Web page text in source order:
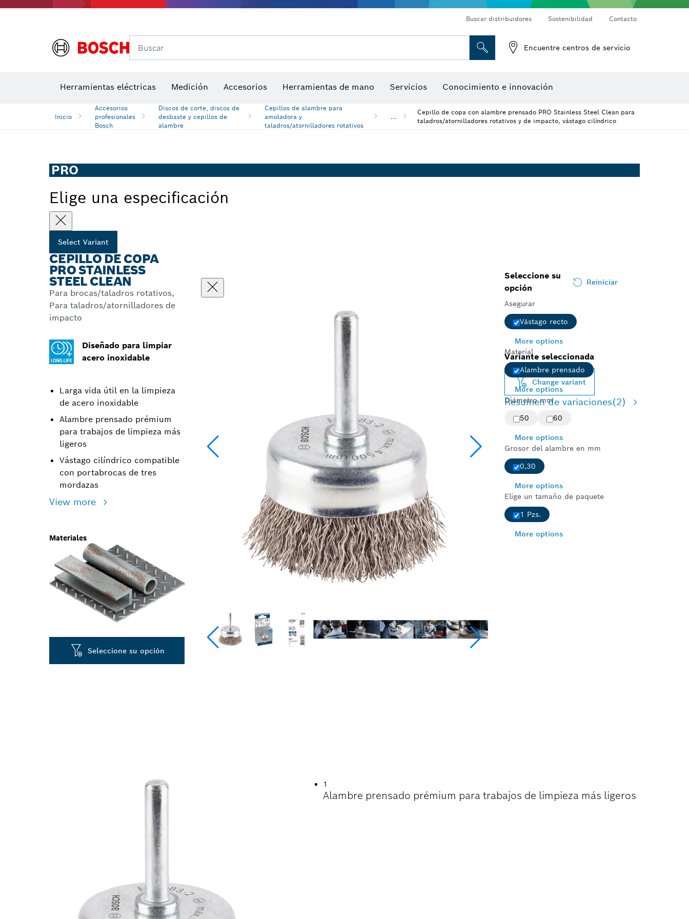
Buscar distribuidores Sostenibilidad Contacto
Buscar Encuentre centros de servicio
Herramientas eléctricas Medición Accesorios Herramientas de mano Servicios Conocimiento e innovación
Inicio
Accesorios
profesionales
Bosch
Discos de corte, discos de
desbaste y cepillos de
alambre
Cepillos de alambre para
amoladora y
taladros/atornilladores rotativos
...
Cepillo de copa con alambre prensado PRO Stainless Steel Clean para
taladros/atornilladores rotativos y de impacto, vástago cilíndrico
PRO
Elige una especificación
Select Variant
CEPILLO DE COPA
PRO STAINLESS
STEEL CLEAN
Para brocas/taladros rotativos,
Para taladros/atornilladores de
impacto
Diseñado para limpiar
acero inoxidable
Larga vida útil en la limpieza
de acero inoxidable
Alambre prensado prémium
para trabajos de limpieza más
ligeros
Vástago cilíndrico compatible
con portabrocas de tres
mordazas
View more
Materiales
Seleccione su opción
Seleccione su
opción
Reiniciar
Asegurar
Vástago recto
More options
Material
Alambre prensado
More options
Diámetro mm
50
60
More options
Grosor del alambre en mm
0,30
More options
Elige un tamaño de paquete
1 Pzs.
More options
Variante seleccionada
Change variant
Resumen de variaciones(2)
1
Alambre prensado prémium para trabajos de limpieza más ligeros